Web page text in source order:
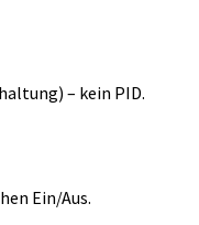
– kein PID.
Ein/Aus.